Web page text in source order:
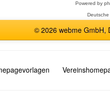
Powered by
© 2026 webme GmbH,